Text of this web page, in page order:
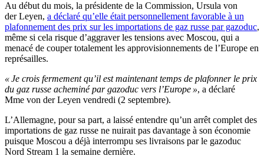
Au début du mois, la présidente de la Commission, Ursula von
der Leyen, a déclaré qu’elle était personnellement favorable à un
plafonnement des prix sur les importations de gaz russe par gazoduc,
même si cela risque d’aggraver les tensions avec Moscou, qui a
menacé de couper totalement les approvisionnements de l’Europe en
représailles.
« Je crois fermement qu’il est maintenant temps de plafonner le prix
du gaz russe acheminé par gazoduc vers l’Europe », a déclaré
Mme von der Leyen vendredi (2 septembre).
L’Allemagne, pour sa part, a laissé entendre qu’un arrêt complet des
importations de gaz russe ne nuirait pas davantage à son économie
puisque Moscou a déjà interrompu ses livraisons par le gazoduc
Nord Stream 1 la semaine dernière.